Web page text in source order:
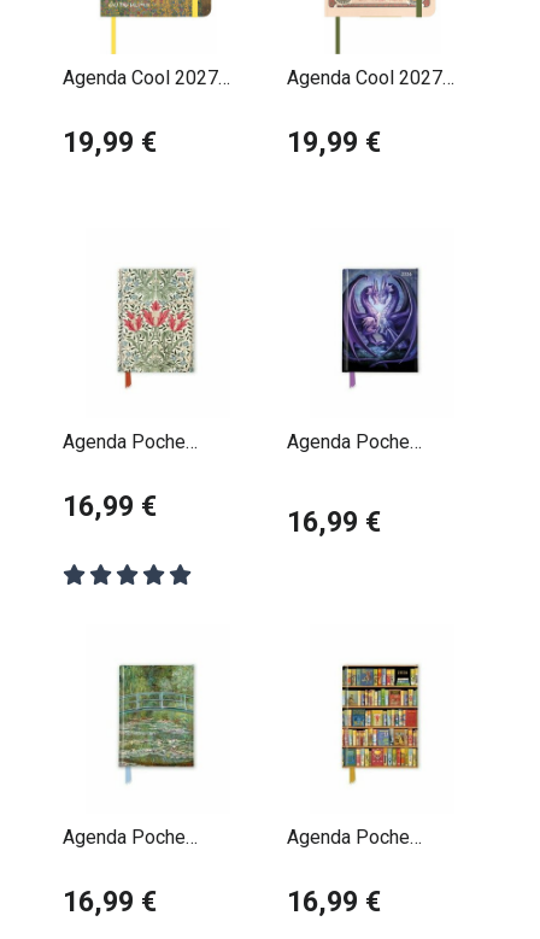
Agenda Cool 2027
19,99 €
Agenda Cool 2027
19,99 €
Agenda Poche
William Morris
16,99 €
Agenda Poche
Fantastiques Anne
16,99 €
Agenda Poche
Claude Monet
16,99 €
Agenda Poche
Librairie Livres
16,99 €